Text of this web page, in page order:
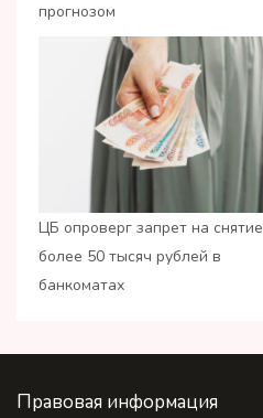
прогнозом
ЦБ опроверг запрет на снятие
более 50 тысяч рублей в
банкоматах
Правовая информация